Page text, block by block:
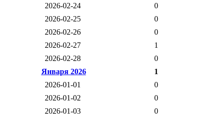
2026-02-24
0
2026-02-25
0
2026-02-26
0
2026-02-27
1
2026-02-28
0
Января 2026
1
2026-01-01
0
2026-01-02
0
2026-01-03
0